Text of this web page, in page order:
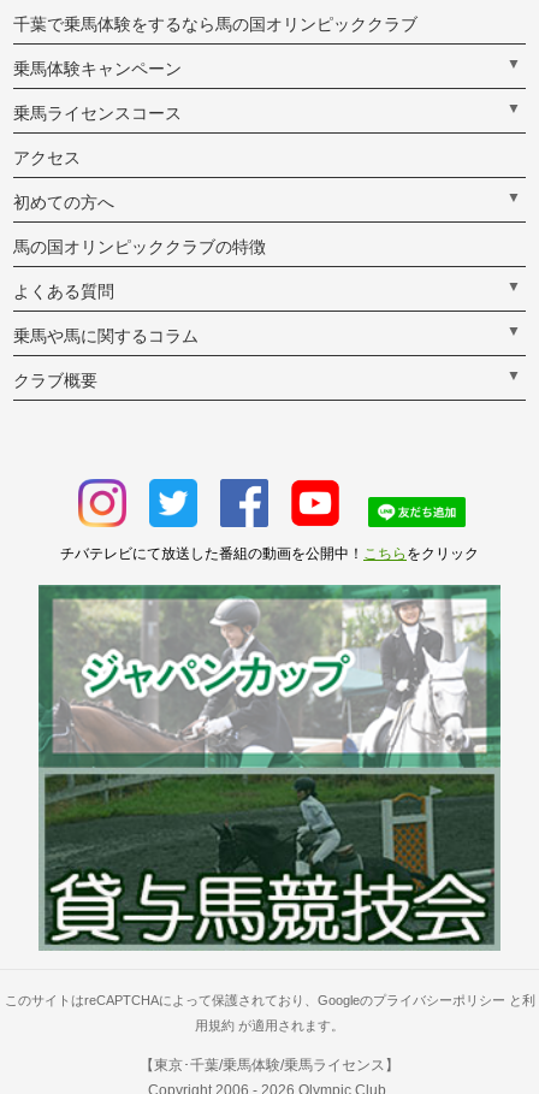
千葉で乗馬体験をするなら馬の国オリンピッククラブ
乗馬体験キャンペーン ▼
乗馬ライセンスコース ▼
アクセス
初めての方へ ▼
馬の国オリンピッククラブの特徴
よくある質問 ▼
乗馬や馬に関するコラム ▼
クラブ概要 ▼
チバテレビにて放送した番組の動画を公開中！ こちら をクリック
このサイトはreCAPTCHAによって保護されており、Googleのプライバシーポリシー と利
用規約 が適用されます。
【東京･千葉/乗馬体験/乗馬ライセンス】
Copyright 2006 - 2026 Olympic Club